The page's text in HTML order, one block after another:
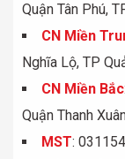
Quận Tân Phú,
CN Miền
Nghĩa Lộ, TP
CN Miền Bắc
Quận Thanh
MST: